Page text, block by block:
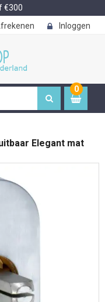
€300
Inloggen
0
item
Elegant mat